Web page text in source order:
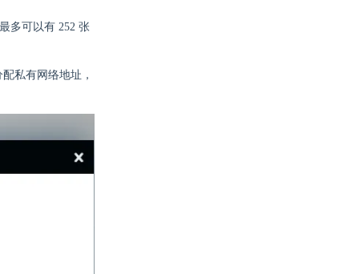
多可以有 252 张
私有网络地址，